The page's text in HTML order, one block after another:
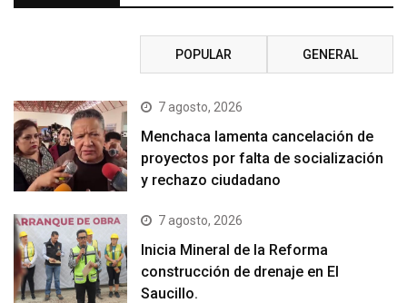
POPULAR GENERAL
7 agosto, 2026
Menchaca lamenta cancelación de
proyectos por falta de socialización
y rechazo ciudadano
7 agosto, 2026
Inicia Mineral de la Reforma
construcción de drenaje en El
Saucillo.